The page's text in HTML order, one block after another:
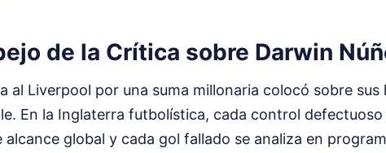
de la Crítica sobre Darwin
al Liverpool por una suma millonaria colocó sobre
En la Inglaterra futbolística, cada control
alcance global y cada gol fallado se analiza en